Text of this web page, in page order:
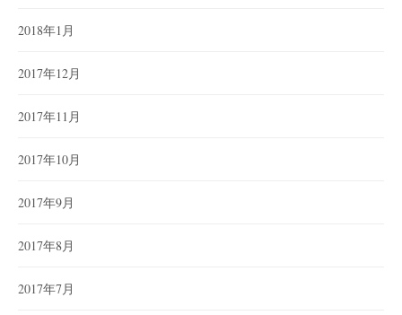
2018年1月
2017年12月
2017年11月
2017年10月
2017年9月
2017年8月
2017年7月